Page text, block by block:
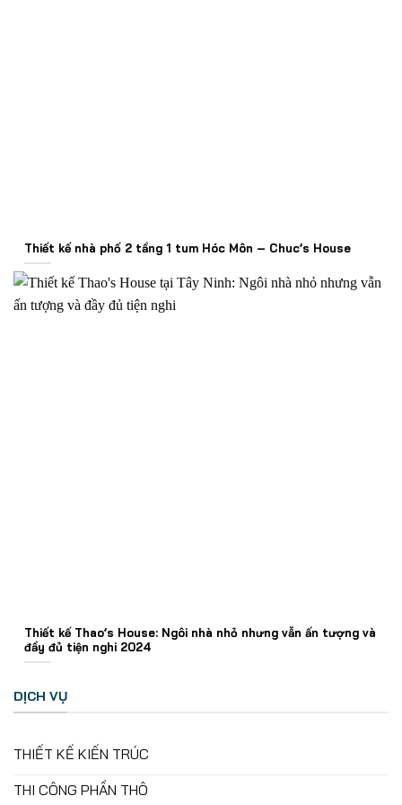
Thiết kế nhà phố 2 tầng 1 tum Hóc Môn – Chuc’s House
Thiết kế Thao’s House: Ngôi nhà nhỏ nhưng vẫn ấn tượng và
đầy đủ tiện nghi 2024
DỊCH VỤ
THIẾT KẾ KIẾN TRÚC
THI CÔNG PHẦN THÔ